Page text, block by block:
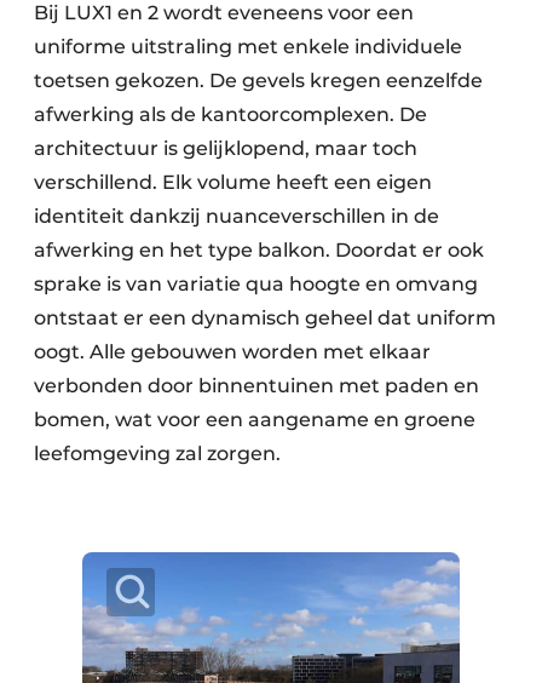
Bij LUX1 en 2 wordt eveneens voor een
uniforme uitstraling met enkele individuele
toetsen gekozen. De gevels kregen eenzelfde
afwerking als de kantoorcomplexen. De
architectuur is gelijklopend, maar toch
verschillend. Elk volume heeft een eigen
identiteit dankzij nuanceverschillen in de
afwerking en het type balkon. Doordat er ook
sprake is van variatie qua hoogte en omvang
ontstaat er een dynamisch geheel dat uniform
oogt. Alle gebouwen worden met elkaar
verbonden door binnentuinen met paden en
bomen, wat voor een aangename en groene
leefomgeving zal zorgen.